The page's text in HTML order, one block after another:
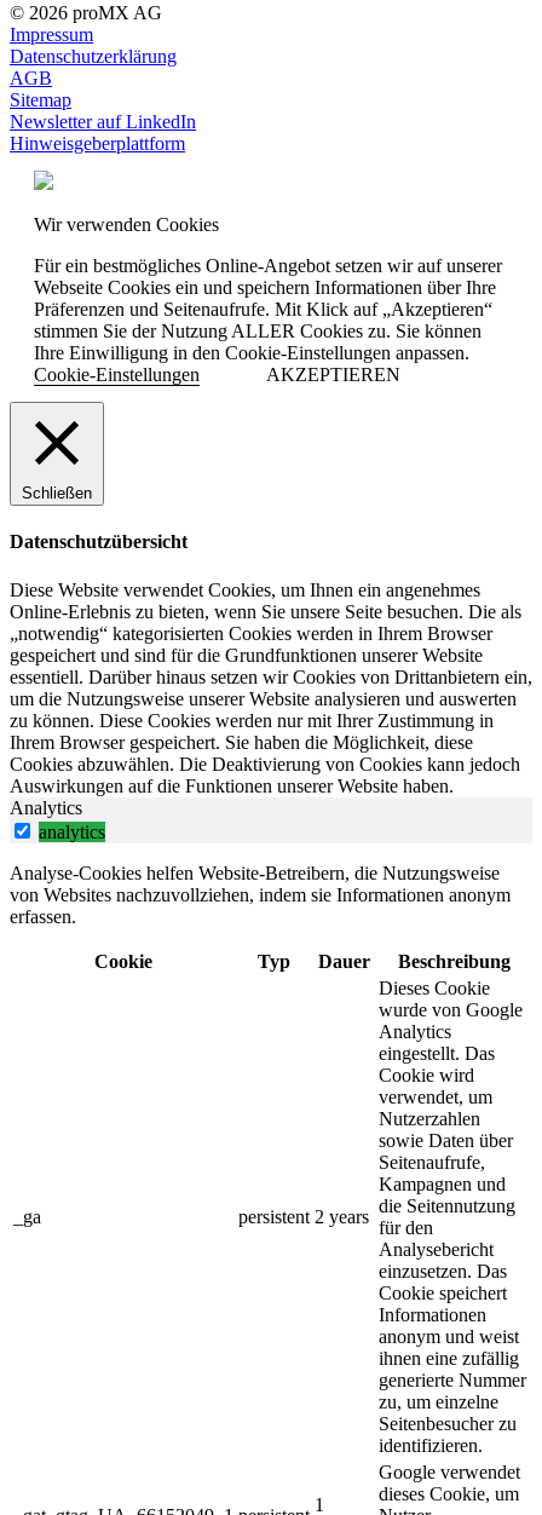
© 2026 proMX AG
Impressum
Datenschutzerklärung
AGB
Sitemap
Newsletter auf LinkedIn
Hinweisgeberplattform
Wir verwenden Cookies
Für ein bestmögliches Online-Angebot setzen wir auf unserer
Webseite Cookies ein und speichern Informationen über Ihre
Präferenzen und Seitenaufrufe. Mit Klick auf „Akzeptieren“
stimmen Sie der Nutzung ALLER Cookies zu. Sie können
Ihre Einwilligung in den Cookie-Einstellungen anpassen.
Cookie-Einstellungen
AKZEPTIEREN
Schließen
Datenschutzübersicht
Diese Website verwendet Cookies, um Ihnen ein angenehmes
Online-Erlebnis zu bieten, wenn Sie unsere Seite besuchen. Die als
„notwendig“ kategorisierten Cookies werden in Ihrem Browser
gespeichert und sind für die Grundfunktionen unserer Website
essentiell. Darüber hinaus setzen wir Cookies von Drittanbietern ein,
um die Nutzungsweise unserer Website analysieren und auswerten
zu können. Diese Cookies werden nur mit Ihrer Zustimmung in
Ihrem Browser gespeichert. Sie haben die Möglichkeit, diese
Cookies abzuwählen. Die Deaktivierung von Cookies kann jedoch
Auswirkungen auf die Funktionen unserer Website haben.
Analytics
analytics
Analyse-Cookies helfen Website-Betreibern, die Nutzungsweise
von Websites nachzuvollziehen, indem sie Informationen anonym
erfassen.
Cookie Typ Dauer Beschreibung
_ga persistent 2 years
Dieses Cookie
wurde von Google
Analytics
eingestellt. Das
Cookie wird
verwendet, um
Nutzerzahlen
sowie Daten über
Seitenaufrufe,
Kampagnen und
die Seitennutzung
für den
Analysebericht
einzusetzen. Das
Cookie speichert
Informationen
anonym und weist
ihnen eine zufällig
generierte Nummer
zu, um einzelne
Seitenbesucher zu
identifizieren.
1
Google verwendet
dieses Cookie, um